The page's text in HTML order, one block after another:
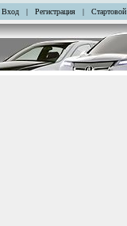
Вход | Регистрация | Стартовой